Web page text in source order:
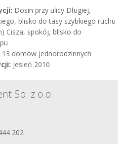
Dosin przy ulicy Długiej,
blisko do tasy szybkiego ruchu
Cisza, spokój, blisko do
13 domów jednorodzinnych
jesień 2010
Sp. z o.o.
202